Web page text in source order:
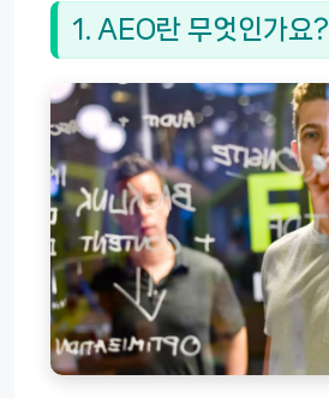
1. AEO란 무엇인가요?